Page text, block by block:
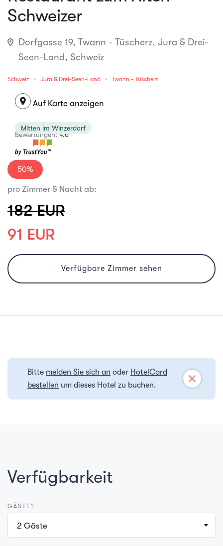
Schweizer
Dorfgasse 19, Twann - Tüscherz, Jura & Drei-
Seen-Land, Schweiz
Schweiz Jura & Drei-Seen-Land Twann - Tüscherz
location_on Auf Karte anzeigen
Bewertungen:4.6
Mitten im Winzerdorf
50%
pro Zimmer & Nacht ab:
182 EUR
91 EUR
Verfügbare Zimmer sehen
Bitte melden Sie sich an oder HotelCard
bestellen um dieses Hotel zu buchen.
close
Verfügbarkeit
GÄSTE?
2 Gäste